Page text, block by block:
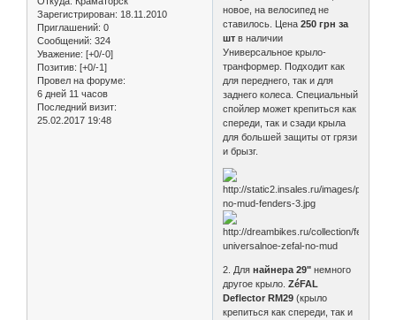
Зарегистрирован: 18.11.2010
Приглашений: 0
Сообщений: 324
Уважение: [+0/-0]
Позитив: [+0/-1]
Провел на форуме:
6 дней 11 часов
Последний визит:
25.02.2017 19:48
новое, на велосипед не
ставилось. Цена250 грн за
шт в наличии
Универсальное крыло-
транформер. Подходит как
для переднего, так и для
заднего колеса. Специальный
спойлер может крепиться как
спереди, так и сзади крыла
для большей защиты от грязи
и брызг.
2. Длянайнера 29" немного
другое крыло.ZéFAL
Deflector RM29 (крыло
крепиться как спереди, так и